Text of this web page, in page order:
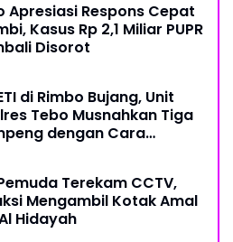
Apresiasi Respons Cepat
Kasus Rp 2,1 Miliar PUPR
Disorot
di Rimbo Bujang, Unit
Tebo Musnahkan Tiga
dengan Cara
Terekam CCTV,
Mengambil Kotak Amal
Hidayah